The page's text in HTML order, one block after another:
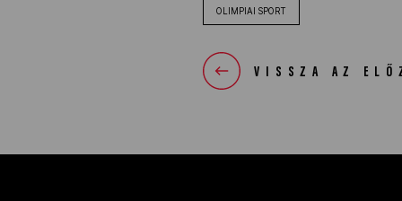
OLIMPIAI SPORT
VISSZA AZ